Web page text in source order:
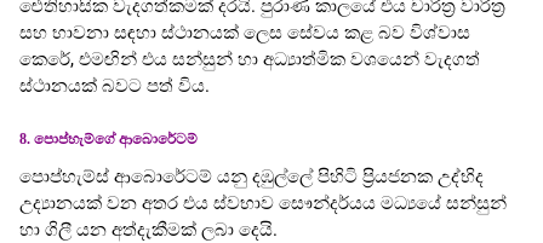
ඓතිහාසික වැදගත්කමක් දරයි. පුරාණ කාලයේ එය චාරිත්‍ර වාරිත්‍ර
සහ භාවනා සඳහා ස්ථානයක් ලෙස සේවය කළ බව විශ්වාස
කෙරේ, එමඟින් එය සන්සුන් හා අධ්‍යාත්මික වශයෙන් වැදගත්
ස්ථානයක් බවට පත් විය.
8. පොප්හැම්ගේ ආබොරේටම්
පොප්හැම්ස් ආබොරේටම් යනු දඹුල්ලේ පිහිටි ප්‍රියජනක උද්භිද
උද්‍යානයක් වන අතර එය ස්වභාව සෞන්දර්යය මධ්‍යයේ සන්සුන්
හා ගිලී යන අත්දැකීමක් ලබා දෙයි.